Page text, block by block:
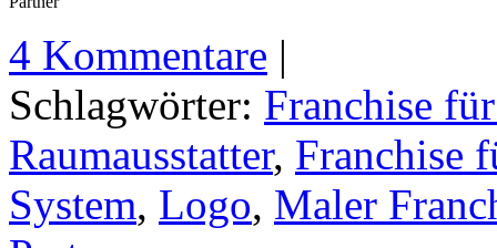
4 Kommentare |
Schlagwörter: Franchise
Raumausstatter, Franchise
System, Logo, Maler